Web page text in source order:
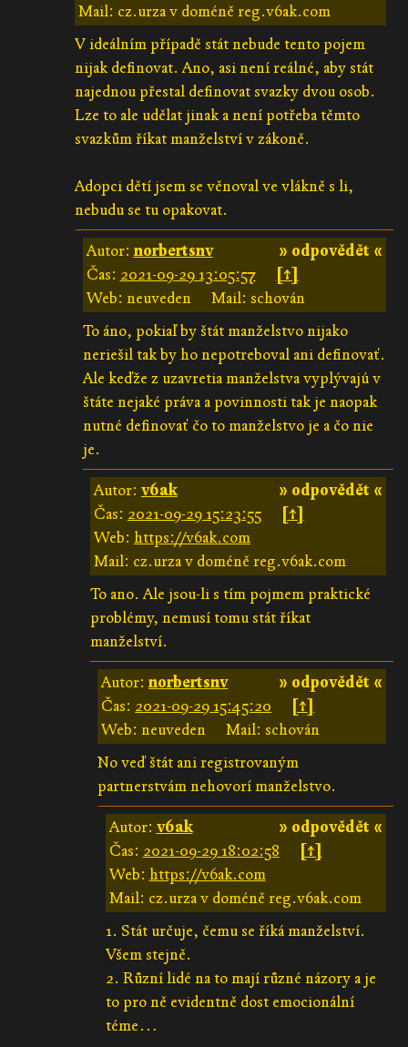
Mail: cz.urza v doméně reg.v6ak.com
V ideálním případě stát nebude tento pojem
nijak definovat. Ano, asi není reálné, aby stát
najednou přestal definovat svazky dvou osob.
Lze to ale udělat jinak a není potřeba těmto
svazkům říkat manželství v zákoně.
Adopci dětí jsem se věnoval ve vlákně s li,
nebudu se tu opakovat.
» odpovědět «
Autor:norbertsnv
Čas: 2021-09-29 13:05:57
[↑]
Web: neuveden
Mail: schován
To áno, pokiaľ by štát manželstvo nijako
neriešil tak by ho nepotreboval ani definovať.
Ale keďže z uzavretia manželstva vyplývajú v
štáte nejaké práva a povinnosti tak je naopak
nutné definovať čo to manželstvo je a čo nie
je.
» odpovědět «
Autor: v6ak
Čas: 2021-09-29 15:23:55
[↑]
Web: https://v6ak.com
Mail: cz.urza v doméně reg.v6ak.com
To ano. Ale jsou-li s tím pojmem praktické
problémy, nemusí tomu stát říkat
manželství.
» odpovědět «
Autor:norbertsnv
Čas: 2021-09-29 15:45:20
[↑]
Web: neuveden
Mail: schován
No veď štát ani registrovaným
partnerstvám nehovorí manželstvo.
» odpovědět «
Autor: v6ak
Čas: 2021-09-29 18:02:58
[↑]
Web: https://v6ak.com
Mail: cz.urza v doméně reg.v6ak.com
1. Stát určuje, čemu se říká manželství.
Všem stejně.
2. Různí lidé na to mají různé názory a je
to pro ně evidentně dost emocionální
téme…